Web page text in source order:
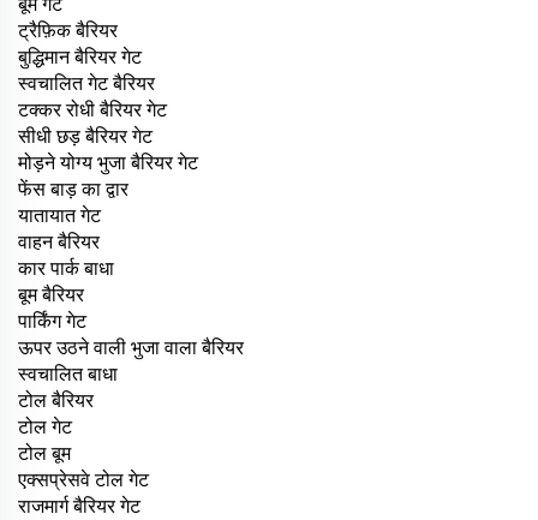
ट्रैफ़िक बैरियर
बुद्धिमान बैरियर गेट
स्वचालित गेट बैरियर
टक्कर रोधी बैरियर गेट
सीधी छड़ बैरियर गेट
मोड़ने योग्य भुजा बैरियर गेट
फेंस बाड़ का द्वार
यातायात गेट
वाहन बैरियर
कार पार्क बाधा
बूम बैरियर
पार्किंग गेट
ऊपर उठने वाली भुजा वाला बैरियर
स्वचालित बाधा
टोल बैरियर
टोल गेट
टोल बूम
एक्सप्रेसवे टोल गेट
राजमार्ग बैरियर गेट